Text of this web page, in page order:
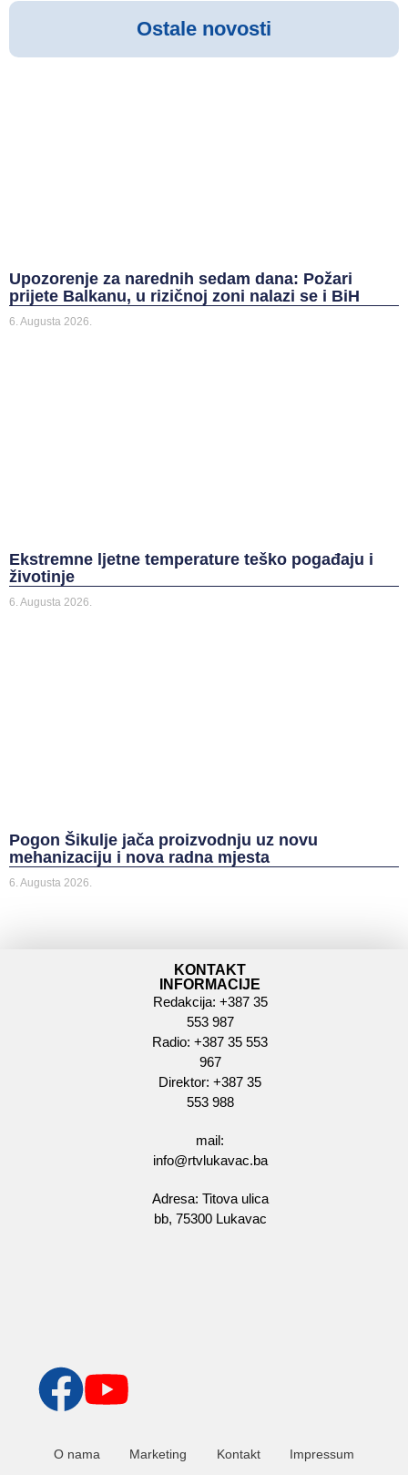
Ostale novosti
Upozorenje za narednih sedam dana: Požari
prijete Balkanu, u rizičnoj zoni nalazi se i BiH
6. Augusta 2026.
Ekstremne ljetne temperature teško pogađaju i
životinje
6. Augusta 2026.
Pogon Šikulje jača proizvodnju uz novu
mehanizaciju i nova radna mjesta
6. Augusta 2026.
KONTAKT
INFORMACIJE
Redakcija: +387 35
553 987
Radio: +387 35 553
967
Direktor: +387 35
553 988
mail:
info@rtvlukavac.ba
Adresa: Titova ulica
bb, 75300 Lukavac
O nama Marketing Kontakt Impressum